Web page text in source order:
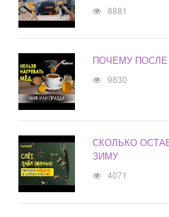
8881
ПОЧЕМУ
9830
СКОЛЬКО
ЗИМУ
4071